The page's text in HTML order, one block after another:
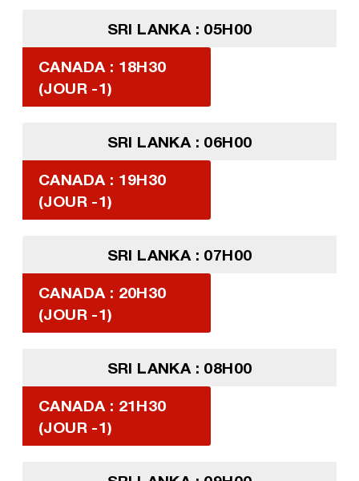
SRI LANKA : 05H00
CANADA : 18H30
(JOUR -1)
SRI LANKA : 06H00
CANADA : 19H30
(JOUR -1)
SRI LANKA : 07H00
CANADA : 20H30
(JOUR -1)
SRI LANKA : 08H00
CANADA : 21H30
(JOUR -1)